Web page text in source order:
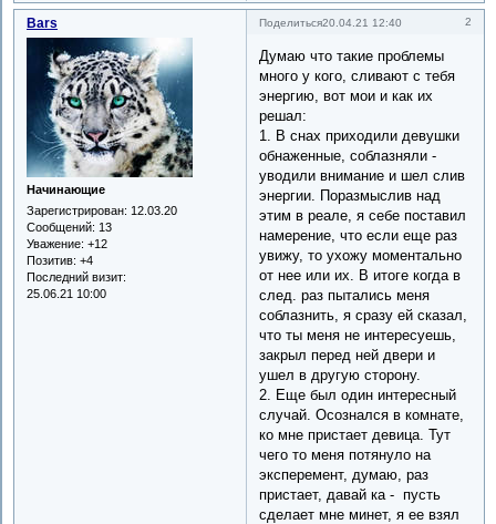
Поделиться 2
20.04.21 12:40
Bars
Начинающие
Зарегистрирован: 12.03.20
Сообщений: 13
Уважение: +12
Позитив: +4
Последний визит:
25.06.21 10:00
Думаю что такие проблемы
много у кого, сливают с тебя
энергию, вот мои и как их
решал:
1. В снах приходили девушки
обнаженные, соблазняли -
уводили внимание и шел слив
энергии. Поразмыслив над
этим в реале, я себе поставил
намерение, что если еще раз
увижу, то ухожу моментально
от нее или их. В итоге когда в
след. раз пытались меня
соблазнить, я сразу ей сказал,
что ты меня не интересуешь,
закрыл перед ней двери и
ушел в другую сторону.
2. Еще был один интересный
случай. Осознался в комнате,
ко мне пристает девица. Тут
чего то меня потянуло на
эксперемент, думаю, раз
пристает, давай ка - пусть
сделает мне минет, я ее взял